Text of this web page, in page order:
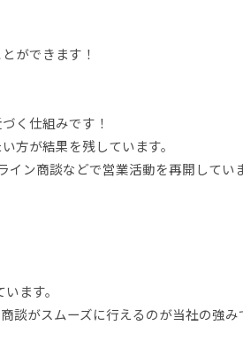
ができます！
く仕組みです！
方が結果を残しています。
ン商談などで営業活動を再開してい
ます。
談がスムーズに行えるのが当社の強み